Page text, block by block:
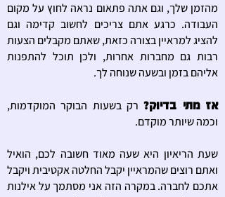
מהזמן שלך, וגם אתה פתאום נראה לחוץ על מקום
העבודה. כרגע אתם צריכים לחשוב קדימה וגם
להציג למראיין בצורה כזאת, שאתם מקבלים הצעות
רבות גם מחברות אחרות, ולכן תוכל להתפנות
אליהם בזמן ובשעה שנוחה לך.
אז מתי בדיוק?רק בשעות הבוקר המוקדמות,
וכמה שיותר מוקדם.
שעת הריאיון היא שעה מאוד חשובה לכם, הואיל
ואתם רוצים שהמראיין יקבל החלטה אקטיבית ויקבל
אתכם לחברה. במקרה הזה אני מסתמך על אילנות